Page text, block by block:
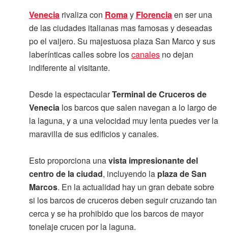
Veneciarivaliza con Romay Florenciaen ser una
de las ciudades italianas mas famosas y deseadas
po el vaijero. Su majestuosa plaza San Marco y sus
laberínticas calles sobre loscanalesno dejan
indiferente al visitante.
Desde la espectacularTerminal de Cruceros de
Venecialos barcos que salen navegan a lo largo de
la laguna, y a una velocidad muy lenta puedes ver la
maravilla de sus edificios y canales.
Esto proporciona unavista impresionante del
centro de la ciudad, incluyendo la plaza de San
Marcos. En la actualidad hay un gran debate sobre
si los barcos de cruceros deben seguir cruzando tan
cerca y se ha prohibido que los barcos de mayor
tonelaje crucen por la laguna.